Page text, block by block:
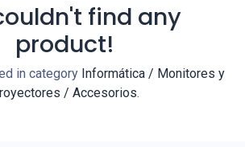
find any
product!
in category Informática / Monitores y
/ Accesorios.